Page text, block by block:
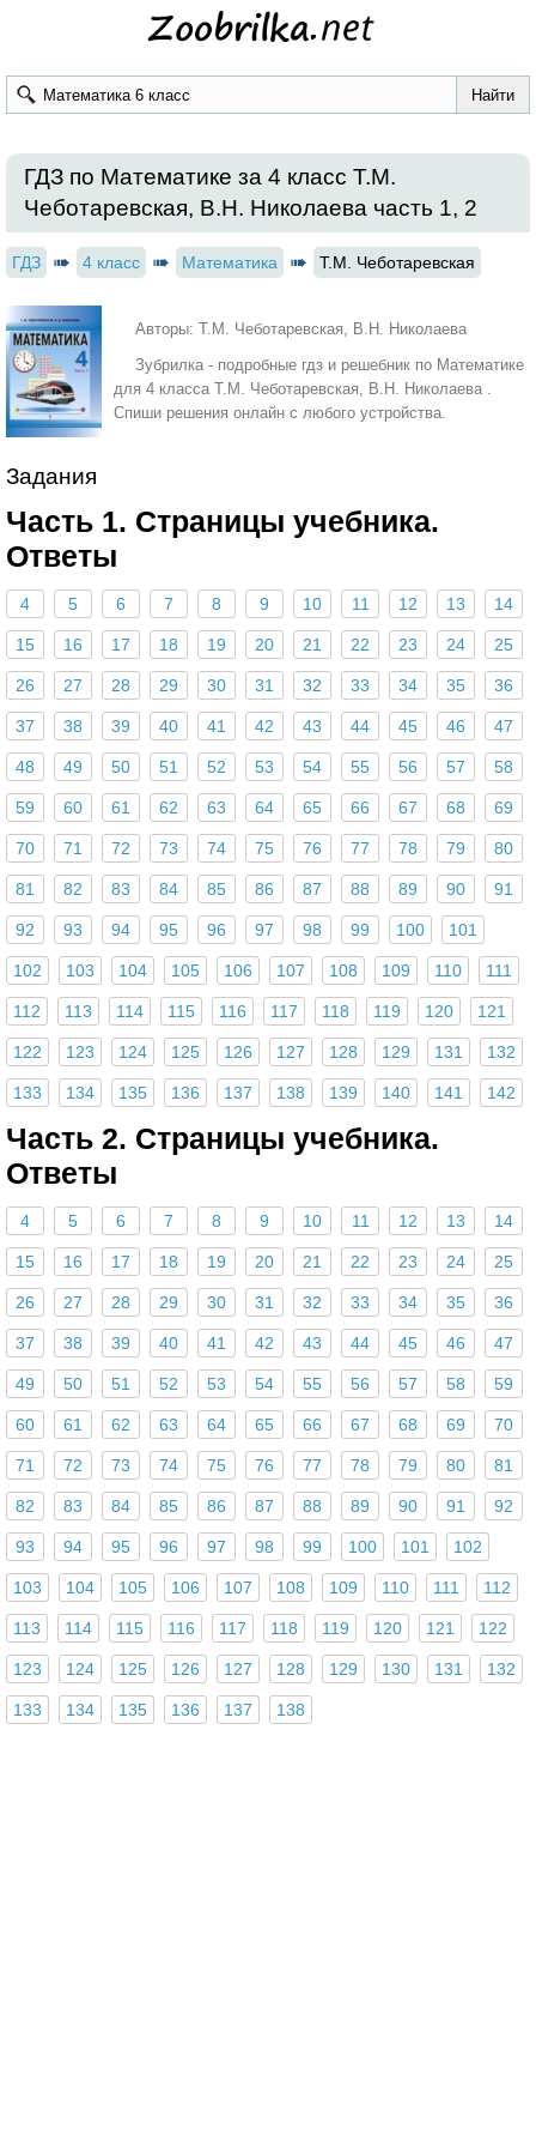
ГДЗ по Математике за 4 класс Т.М.
Чеботаревская, В.Н. Николаева часть 1, 2
ГДЗ 4 класс Математика Т.М. Чеботаревская
Авторы: Т.М. Чеботаревская, В.Н. Николаева
Зубрилка - подробные гдз и решебник по Математике
для 4 класса Т.М. Чеботаревская, В.Н. Николаева .
Спиши решения онлайн с любого устройства.
Задания
Часть 1. Страницы учебника.
Ответы
4 5 6 7 8 9 10 11 12 13 14
15 16 17 18 19 20 21 22 23 24 25
26 27 28 29 30 31 32 33 34 35 36
37 38 39 40 41 42 43 44 45 46 47
48 49 50 51 52 53 54 55 56 57 58
59 60 61 62 63 64 65 66 67 68 69
70 71 72 73 74 75 76 77 78 79 80
81 82 83 84 85 86 87 88 89 90 91
92 93 94 95 96 97 98 99 100 101
102 103 104 105 106 107 108 109 110 111
112 113 114 115 116 117 118 119 120 121
122 123 124 125 126 127 128 129 131 132
133 134 135 136 137 138 139 140 141 142
Часть 2. Страницы учебника.
Ответы
4 5 6 7 8 9 10 11 12 13 14
15 16 17 18 19 20 21 22 23 24 25
26 27 28 29 30 31 32 33 34 35 36
37 38 39 40 41 42 43 44 45 46 47
49 50 51 52 53 54 55 56 57 58 59
60 61 62 63 64 65 66 67 68 69 70
71 72 73 74 75 76 77 78 79 80 81
82 83 84 85 86 87 88 89 90 91 92
93 94 95 96 97 98 99 100 101 102
103 104 105 106 107 108 109 110 111 112
113 114 115 116 117 118 119 120 121 122
123 124 125 126 127 128 129 130 131 132
133 134 135 136 137 138